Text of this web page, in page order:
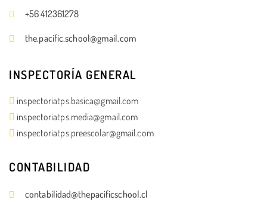
+56 412361278
the.pacific.school@gmail.com
INSPECTORÍA GENERAL
inspectoriatps.basica@gmail.com
inspectoriatps.media@gmail.com
inspectoriatps.preescolar@gmail.com
CONTABILIDAD
contabilidad@thepacificschool.cl